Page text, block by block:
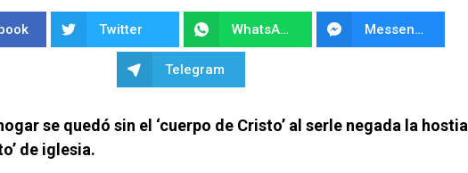
Twitter WhatsApp Messenger
Telegram
se quedó sin el ‘cuerpo de Cristo’ al serle negada la hostia
de iglesia.